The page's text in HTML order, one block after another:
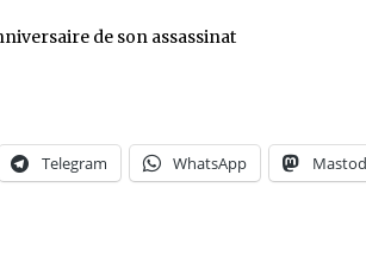
de son assassinat
Telegram WhatsApp